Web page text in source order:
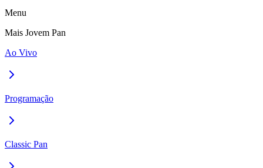
Menu
Mais Jovem Pan
Ao Vivo
Programação
Classic Pan